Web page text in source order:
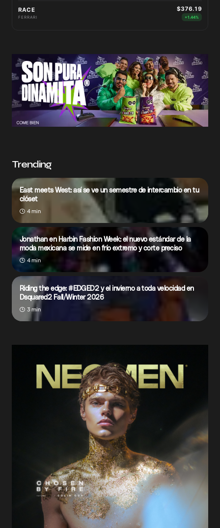
RACE
FERRARI
$376.19
+1.44%
Trending
East meets West: así se ve un semestre de intercambio en tu
clóset
4 min
Jonathan en Harbin Fashion Week: el nuevo estándar de la
moda mexicana se mide en frío extremo y corte preciso
4 min
Riding the edge: #EDGED2 y el invierno a toda velocidad en
Dsquared2 Fall/Winter 2026
3 min